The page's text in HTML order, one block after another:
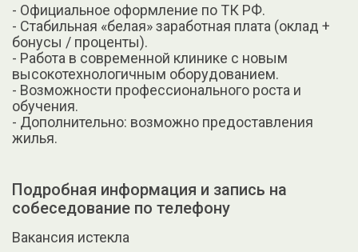
- Официальное оформление по ТК РФ.
- Стабильная «белая» заработная плата (оклад +
бонусы / проценты).
- Работа в современной клинике с новым
высокотехнологичным оборудованием.
- Возможности профессионального роста и
обучения.
- Дополнительно: возможно предоставления
жилья.
Подробная информация и запись на
собеседование по телефону
Вакансия истекла